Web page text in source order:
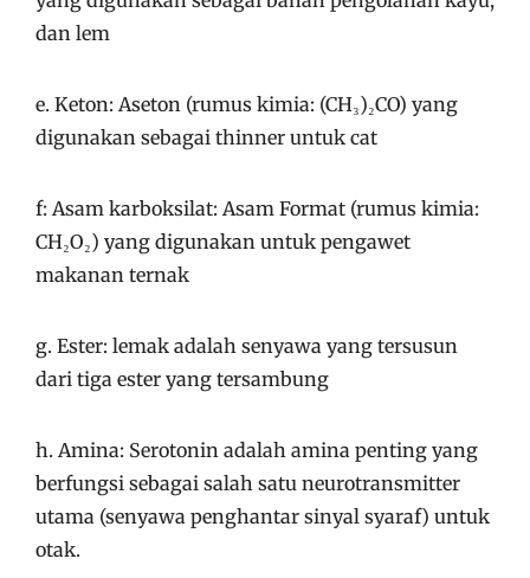
dan lem
e. Keton: Aseton (rumus kimia: (CH₃)₂CO) yang
digunakan sebagai thinner untuk cat
f: Asam karboksilat: Asam Format (rumus kimia:
CH₂O₂) yang digunakan untuk pengawet
makanan ternak
g. Ester: lemak adalah senyawa yang tersusun
dari tiga ester yang tersambung
h. Amina: Serotonin adalah amina penting yang
berfungsi sebagai salah satu neurotransmitter
utama (senyawa penghantar sinyal syaraf) untuk
otak.